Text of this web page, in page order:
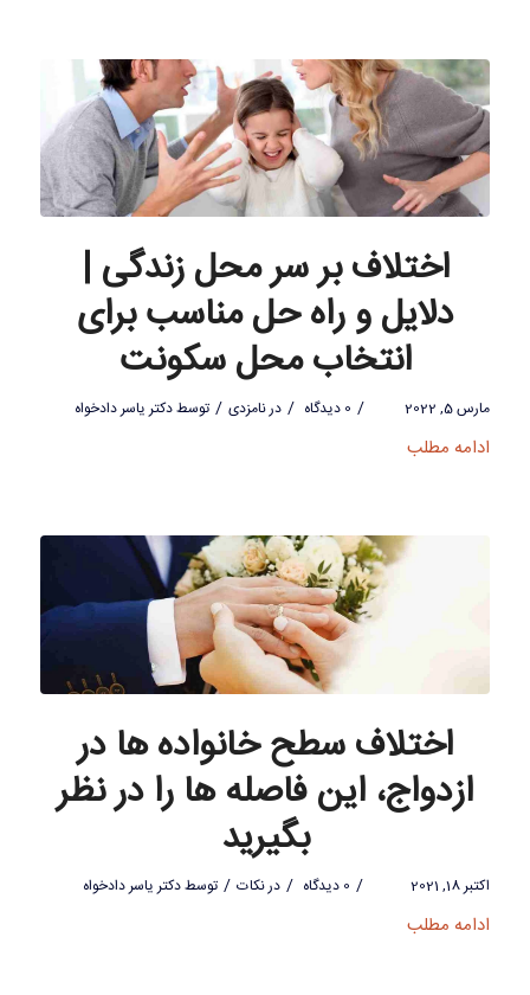
اختلاف بر سر محل زندگی |
دلایل و راه حل مناسب برای
انتخاب محل سکونت
مارس 5, 2022 / 0 دیدگاه / درنامزدی / توسطدکتر یاسر دادخواه
ادامه مطلب
اختلاف سطح خانواده ها در
ازدواج، این فاصله ها را در نظر
بگیرید
اکتبر 18, 2021 / 0 دیدگاه / درنکات / توسطدکتر یاسر دادخواه
ادامه مطلب